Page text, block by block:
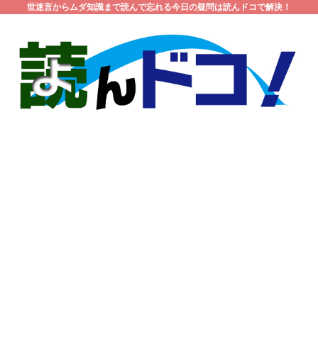
世迷言からムダ知識まで読んで忘れる今日の疑問は読んドコで解決！